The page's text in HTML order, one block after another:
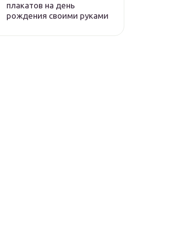
плакатов на день
рождения своими руками